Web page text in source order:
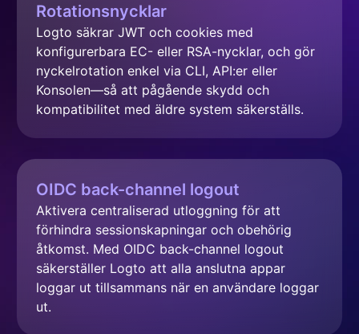
Rotationsnycklar
Logto säkrar JWT och cookies med
konfigurerbara EC- eller RSA-nycklar, och gör
nyckelrotation enkel via CLI, API:er eller
Konsolen—så att pågående skydd och
kompatibilitet med äldre system säkerställs.
OIDC back-channel logout
Aktivera centraliserad utloggning för att
förhindra sessionskapningar och obehörig
åtkomst. Med OIDC back-channel logout
säkerställer Logto att alla anslutna appar
loggar ut tillsammans när en användare loggar
ut.